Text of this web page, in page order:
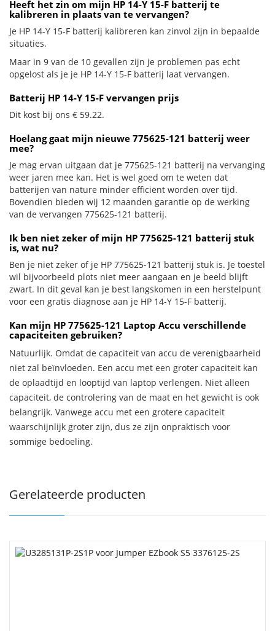
Heeft het zin om mijn HP 14-Y 15-F batterij te
kalibreren in plaats van te vervangen?
Je HP 14-Y 15-F batterij kalibreren kan zinvol zijn in bepaalde
situaties.
Maar in 9 van de 10 gevallen zijn je problemen pas echt
opgelost als je je HP 14-Y 15-F batterij laat vervangen.
Batterij HP 14-Y 15-F vervangen prijs
Dit kost bij ons € 59.22.
Hoelang gaat mijn nieuwe 775625-121 batterij weer
mee?
Je mag ervan uitgaan dat je 775625-121 batterij na vervanging
weer jaren mee kan. Het is wel goed om te weten dat
batterijen van nature minder efficiënt worden over tijd.
Bovendien bieden wij 12 maanden garantie op de werking
van de vervangen 775625-121 batterij.
Ik ben niet zeker of mijn HP 775625-121 batterij stuk
is, wat nu?
Ben je niet zeker of je HP 775625-121 batterij stuk is. Je toestel
wil bijvoorbeeld plots niet meer aangaan en je beeld blijft
zwart. In dit geval kan je best langskomen in een herstelpunt
voor een gratis diagnose aan je HP 14-Y 15-F batterij.
Kan mijn HP 775625-121 Laptop Accu verschillende
capaciteiten gebruiken?
Natuurlijk. Omdat de capaciteit van accu de verenigbaarheid
niet zal beïnvloeden. Een accu met een groter capaciteit kan
de oplaadtijd en looptijd van laptop verlengen. Niet alleen
capaciteit, de controlering van de maat en het gewicht is ook
belangrijk. Vanwege accu met een grotere capaciteit
waarschijnlijk groter zijn, dus ze zijn onpraktisch voor
sommige bedoeling.
Gerelateerde producten